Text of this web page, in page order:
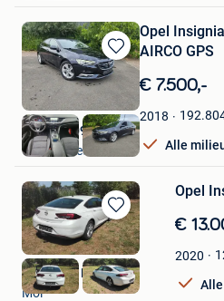
Bewaren
in
Favorieten
Opel Insignia 1.6
AIRCO GPS
€ 7.500,-
2018
Alle
0032479094559️
Grez-Doiceau
Bewaren
in
Mijn
Favorieten
Opel
€
2020
Aryan Car Point
Mol